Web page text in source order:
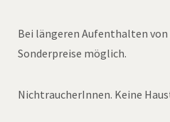
Bei längeren Aufenthalten von
Sonderpreise möglich.
NichtraucherInnen. Keine